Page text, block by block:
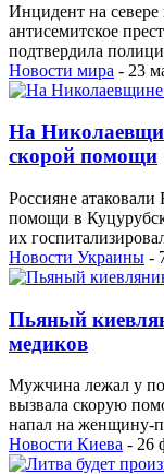
Инцидент на севере
антисемитское
подтвердила
Новости мира - 23
На
скорой помощи
Россияне
помощи в
их
Новости Украины -
Пьяный
медиков
Мужчина лежал у
вызвала скорую
напал на женщину-
Новости Киева - 26